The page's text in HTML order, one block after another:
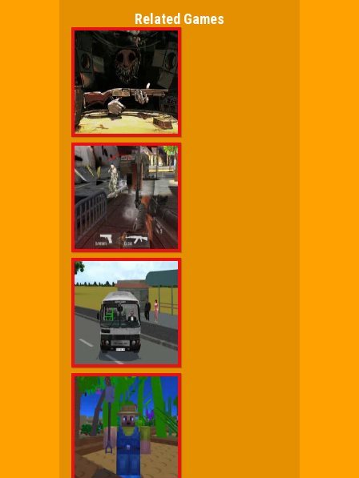
Related Games